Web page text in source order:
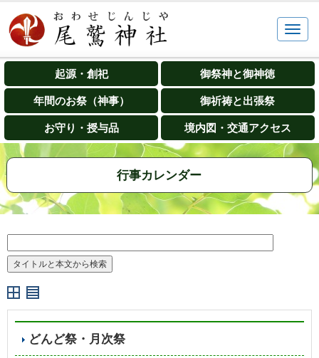
起源・創祀 御祭神と御神徳
年間のお祭（神事） 御祈祷と出張祭
お守り・授与品 境内図・交通アクセス
行事カレンダー
どんど祭・月次祭